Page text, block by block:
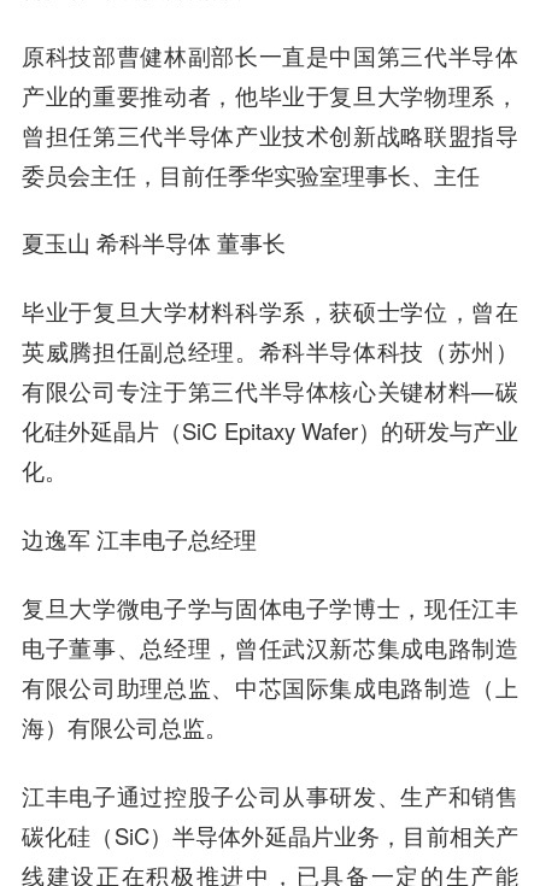
原科技部曹健林副部长一直是中国第三代半导体
产业的重要推动者，他毕业于复旦大学物理系，
曾担任第三代半导体产业技术创新战略联盟指导
委员会主任，目前任季华实验室理事长、主任
夏玉山 希科半导体 董事长
毕业于复旦大学材料科学系，获硕士学位，曾在
英威腾担任副总经理。希科半导体科技（苏州）
有限公司专注于第三代半导体核心关键材料—碳
化硅外延晶片（SiC Epitaxy Wafer）的研发与产业
化。
边逸军 江丰电子总经理
复旦大学微电子学与固体电子学博士，现任江丰
电子董事、总经理，曾任武汉新芯集成电路制造
有限公司助理总监、中芯国际集成电路制造（上
海）有限公司总监。
江丰电子通过控股子公司从事研发、生产和销售
碳化硅（SiC）半导体外延晶片业务，目前相关产
线建设正在积极推进中，已具备一定的生产能